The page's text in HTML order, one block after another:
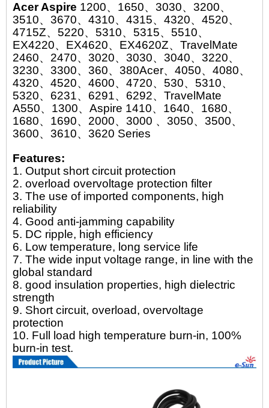
Acer Aspire 1200、1650、3030、3200、
3510、3670、4310、4315、4320、4520、
4715Z、5220、5310、5315、5510、
EX4220、EX4620、EX4620Z、TravelMate
2460、2470、3020、3030、3040、3220、
3230、3300、360、380Acer、4050、4080、
4320、4520、4600、4720、530、5310、
5320、6231、6291、6292、TravelMate
A550、1300、Aspire 1410、1640、1680、
1680、1690、2000、3000 、3050、3500、
3600、3610、3620 Series
Features:
1. Output short circuit protection
2. overload overvoltage protection filter
3. The use of imported components, high
reliability
4. Good anti-jamming capability
5. DC ripple, high efficiency
6. Low temperature, long service life
7. The wide input voltage range, in line with the
global standard
8. good insulation properties, high dielectric
strength
9. Short circuit, overload, overvoltage
protection
10. Full load high temperature burn-in, 100%
burn-in test.